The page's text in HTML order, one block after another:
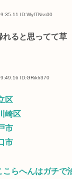
ID:WyfTNss00
れると思ってて草
ID:GRikfr370
区
崎区
市
市
こらへんはガチで